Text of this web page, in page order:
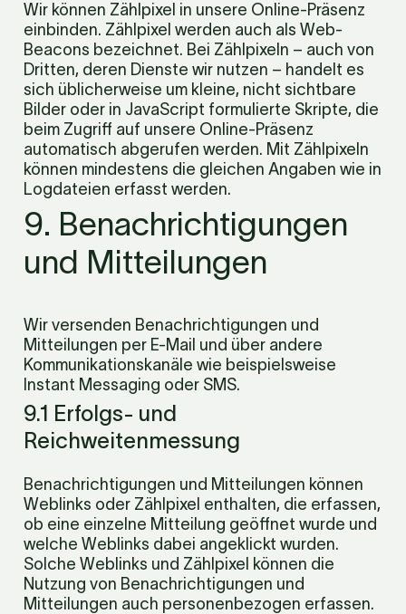
Wir können Zählpixel in unsere Online-Präsenz
einbinden. Zählpixel werden auch als Web-
Beacons bezeichnet. Bei Zählpixeln – auch von
Dritten, deren Dienste wir nutzen – handelt es
sich üblicherweise um kleine, nicht sichtbare
Bilder oder in JavaScript formulierte Skripte, die
beim Zugriff auf unsere Online-Präsenz
automatisch abgerufen werden. Mit Zählpixeln
können mindestens die gleichen Angaben wie in
Log­dateien erfasst werden.
9. Benachrichtigungen
und Mitteilungen
Wir versenden Benachrichtigungen und
Mitteilungen per E-Mail und über andere
Kommunikationskanäle wie beispielsweise
Instant Messaging oder SMS.
9.1 Erfolgs- und
Reichweitenmessung
Benachrichtigungen und Mitteilungen können
Weblinks oder Zählpixel enthalten, die erfassen,
ob eine einzelne Mitteilung geöffnet wurde und
welche Weblinks dabei angeklickt wurden.
Solche Weblinks und Zählpixel können die
Nutzung von Benachrichtigungen und
Mitteilungen auch personenbezogen erfassen.